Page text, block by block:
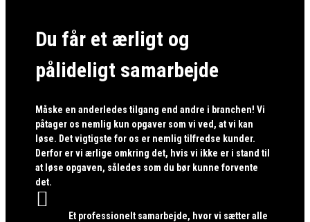
Du får et ærligt og
pålideligt samarbejde
Måske en anderledes tilgang end andre i branchen! Vi
påtager os nemlig kun opgaver som vi ved, at vi kan
løse. Det vigtigste for os er nemlig tilfredse kunder.
Derfor er vi ærlige omkring det, hvis vi ikke er i stand til
at løse opgaven, således som du bør kunne forvente
det.

Et professionelt samarbejde, hvor vi sætter alle